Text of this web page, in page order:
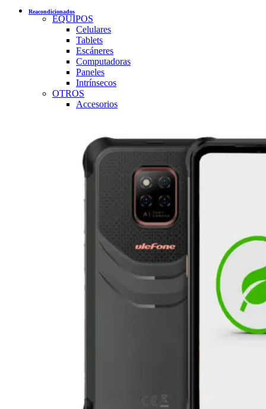
Reacondicionados
EQUIPOS
Celulares
Tablets
Escáneres
Computadoras
Paneles
Intrínsecos
OTROS
Accesorios